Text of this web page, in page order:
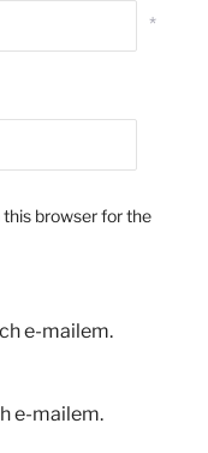
*
browser for the
e-mailem.
e-mailem.